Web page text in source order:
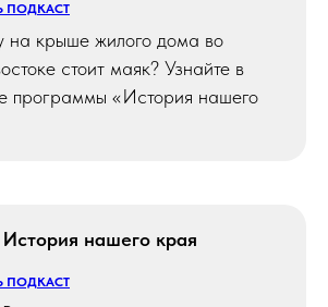
ПОДКАСТ
на крыше жилого дома во
стоит маяк? Узнайте в
программы «История нашего
нашего края
ПОДКАСТ